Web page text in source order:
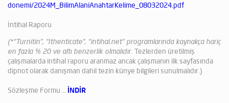
donemi/2024M_BilimAlaniAnahtarKelime_08032024.pdf
İntihal Raporu
(*“Turnitin”, “Ithenticate”, “intihal.net” programlarında kaynakça hariç
en fazla % 20 ve altı benzerlik olmalıdır.
Tezlerden üretilmiş
çalışmalarda intihal raporu aranmaz ancak çalışmanın ilk sayfasında
dipnot olarak danışman dahil tezin künye bilgileri sunulmalıdır.)
Sözleşme Formu … İNDİR